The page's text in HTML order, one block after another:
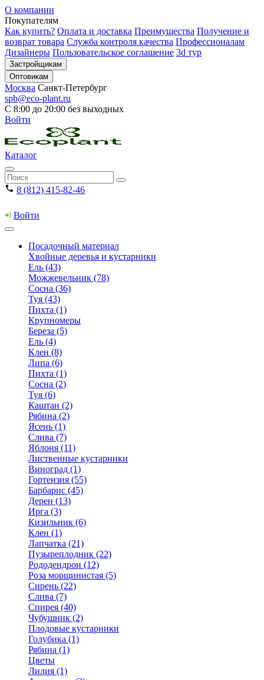
О компании
Покупателям
Как купить? Оплата и доставка Преимущества Получение и
возврат товара Служба контроля качества Профессионалам
Дизайнеры Пользовательское соглашение 3d тур
Застройщикам
Оптовикам
Москва Санкт-Петербург
spb@eco-plant.ru
С 8:00 до 20:00 без выходных
Войти
Каталог
8 (812) 415-82-46
Войти
Посадочный материал
Хвойные деревья и кустарники
Ель (43)
Можжевельник (78)
Сосна (36)
Туя (43)
Пихта (1)
Крупномеры
Береза (5)
Ель (4)
Клен (8)
Липа (6)
Пихта (1)
Сосна (2)
Туя (6)
Каштан (2)
Рябина (2)
Ясень (1)
Слива (7)
Яблоня (11)
Лиственные кустарники
Виноград (1)
Гортензия (55)
Барбарис (45)
Дерен (13)
Ирга (3)
Кизильник (6)
Клен (1)
Лапчатка (21)
Пузыреплодник (22)
Рододендрон (12)
Роза морщинистая (5)
Сирень (22)
Слива (7)
Спирея (40)
Чубушник (2)
Плодовые кустарники
Голубика (1)
Рябина (1)
Цветы
Лилия (1)